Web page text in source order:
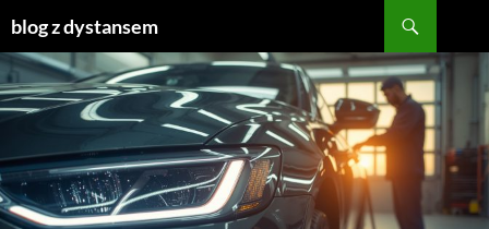
blog z dystansem
DO
TREŚCI